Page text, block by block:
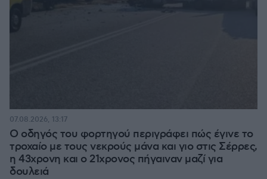
Ο οδηγός του φορτηγού περιγράφει πώς έγινε το
τροχαίο με τους νεκρούς μάνα και γιο στις Σέρρες,
η 43χρονη και ο 21χρονος πήγαιναν μαζί για
δουλειά
07.08.2026, 13:17